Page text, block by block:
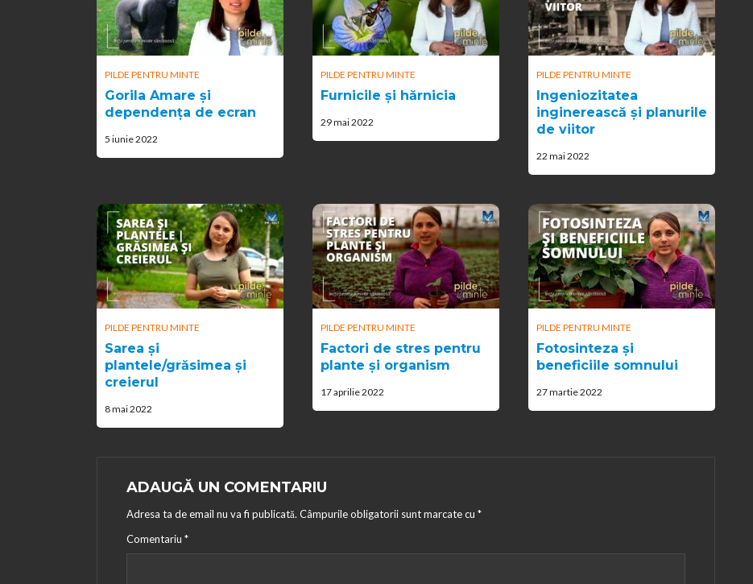
PILDE PENTRU MINTE
Gorila Amare și
dependența de ecran
5 iunie 2022
PILDE PENTRU MINTE
Furnicile și hărnicia
29 mai 2022
PILDE PENTRU MINTE
Ingeniozitatea
inginerească și planurile
de viitor
22 mai 2022
PILDE PENTRU MINTE
Sarea și
plantele/grăsimea și
creierul
8 mai 2022
PILDE PENTRU MINTE
Factori de stres pentru
plante și organism
17 aprilie 2022
PILDE PENTRU MINTE
Fotosinteza și
beneficiile somnului
27 martie 2022
ADAUGĂ UN COMENTARIU
Adresa ta de email nu va fi publicată. Câmpurile obligatorii sunt marcate cu *
Comentariu *